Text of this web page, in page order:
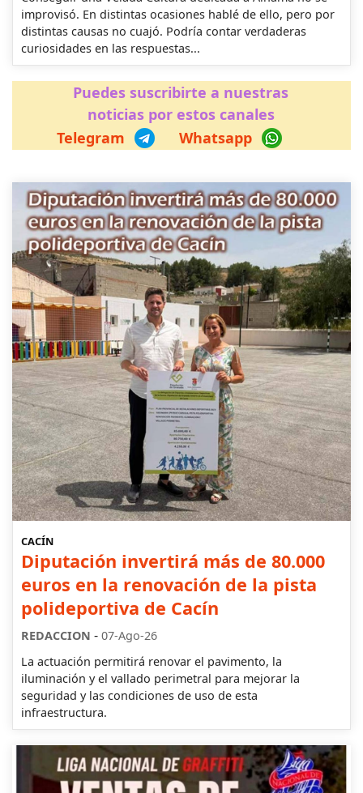
improvisó. En distintas ocasiones hablé de ello, pero por
distintas causas no cuajó. Podría contar verdaderas
curiosidades en las respuestas...
Puedes suscribirte a nuestras
noticias por estos canales
Telegram
Whatsapp
CACÍN
Diputación invertirá más de 80.000
euros en la renovación de la pista
polideportiva de Cacín
REDACCION - 07-Ago-26
La actuación permitirá renovar el pavimento, la
iluminación y el vallado perimetral para mejorar la
seguridad y las condiciones de uso de esta
infraestructura.